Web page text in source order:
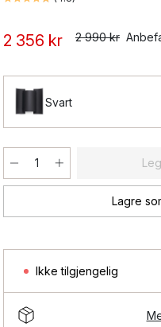
2 356 kr 2 990 kr
Svart
Lagre
Ikke tilgjengelig